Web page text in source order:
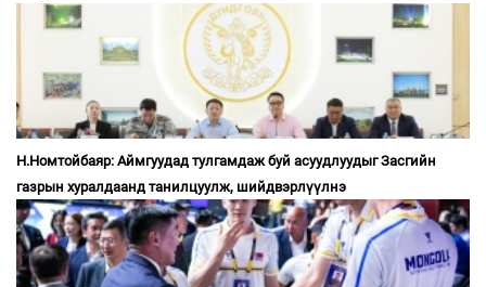
Н.Номтойбаяр: Аймгуудад тулгамдаж буй асуудлуудыг Засгийн
газрын хуралдаанд танилцуулж, шийдвэрлүүлнэ